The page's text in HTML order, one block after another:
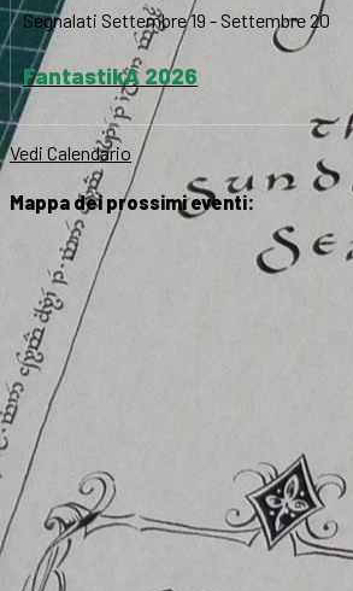
Segnalati Settembre 19 - Settembre 20
FantastikA 2026
Vedi Calendario
Mappa dei prossimi eventi: